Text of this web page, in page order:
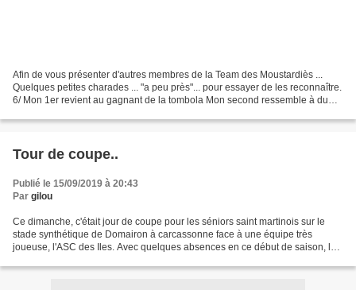
Afin de vous présenter d'autres membres de la Team des Moustardiès ...
Quelques petites charades ... "a peu près"... pour essayer de les reconnaître.
6/ Mon 1er revient au gagnant de la tombola Mon second ressemble à du
Tour de coupe..
Publié le 15/09/2019 à 20:43
Par gilou
Ce dimanche, c'était jour de coupe pour les séniors saint martinois sur le
stade synthétique de Domairon à carcassonne face à une équipe très
joueuse, l'ASC des Iles. Avec quelques absences en ce début de saison, le